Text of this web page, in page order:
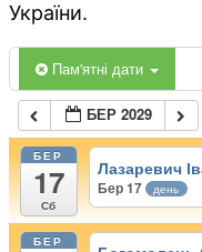
України.
Пам'ятні дати
БЕР 2029
БЕР
17
Сб
Лазаревич
Бер 17 день
БЕР